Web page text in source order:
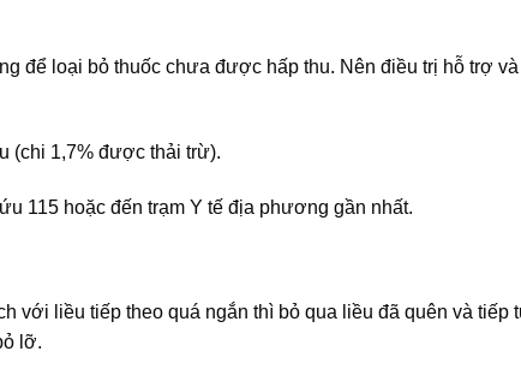
để loại bỏ thuốc chưa được hấp thu. Nên điều trị hỗ trợ và
(chi 1,7% được thải trừ).
115 hoặc đến trạm Y tế địa phương gần nhất.
với liều tiếp theo quá ngắn thì bỏ qua liều đã quên và tiếp
lỡ.